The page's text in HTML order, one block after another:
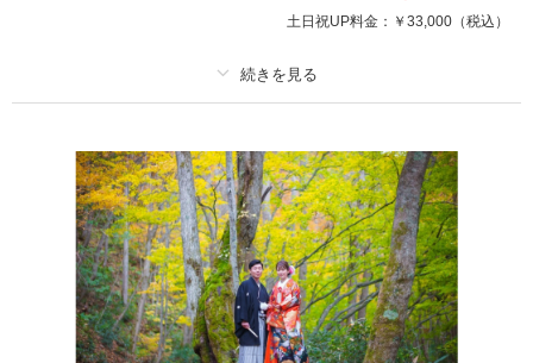
2026年1月24日
相談予約する 撮影日の空き
を確認する
土日祝UP料金： ￥33,000 （税込）
撮影料 新婦衣装2着 新郎衣装1着
着付け ヘアメイク 小物一式
アルバム データ 100 カット 台紙付写真
衣装追加 会食 挙式
家族と撮影 家族用衣装レンタル ペットと撮影
その他含むもの